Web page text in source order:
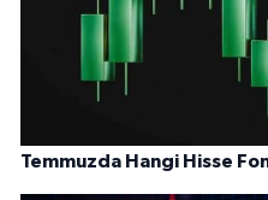
Temmuzda Hangi Hisse